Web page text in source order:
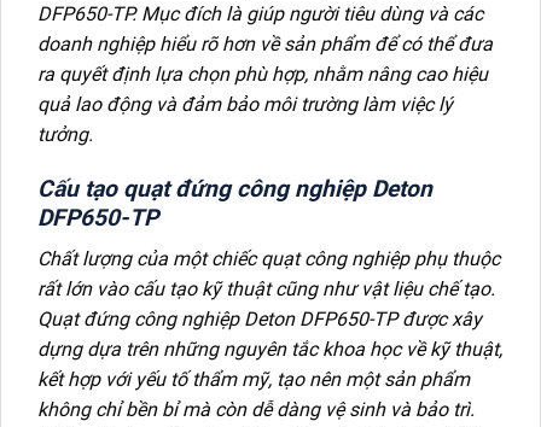
DFP650-TP. Mục đích là giúp người tiêu dùng và các
doanh nghiệp hiểu rõ hơn về sản phẩm để có thể đưa
ra quyết định lựa chọn phù hợp, nhằm nâng cao hiệu
quả lao động và đảm bảo môi trường làm việc lý
tưởng.
Cấu tạo quạt đứng công nghiệp Deton
DFP650-TP
Chất lượng của một chiếc quạt công nghiệp phụ thuộc
rất lớn vào cấu tạo kỹ thuật cũng như vật liệu chế tạo.
Quạt đứng công nghiệp Deton DFP650-TP được xây
dựng dựa trên những nguyên tắc khoa học về kỹ thuật,
kết hợp với yếu tố thẩm mỹ, tạo nên một sản phẩm
không chỉ bền bỉ mà còn dễ dàng vệ sinh và bảo trì.